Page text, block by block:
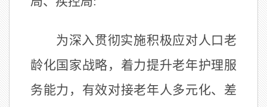
为深入贯彻实施积极应对人口老
龄化国家战略，着力提升老年护理服
务能力，有效对接老年人多元化、差